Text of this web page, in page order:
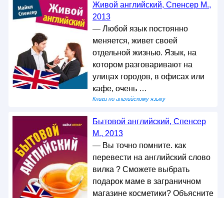
Живой английский, Спенсер М.,
2013
— Любой язык постоянно
меняется, живет своей
отдельной жизнью. Язык, на
котором разговаривают на
улицах городов, в офисах или
кафе, очень …
Книги по английскому языку
Бытовой английский, Спенсер
М., 2013
— Вы точно помните. как
перевести на английский слово
вилка ? Сможете выбрать
подарок маме в заграничном
магазине косметики? Объясните